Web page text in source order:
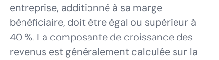
entreprise, additionné à sa marge
bénéficiaire, doit être égal ou supérieur à
40 %. La composante de croissance des
revenus est généralement calculée sur la